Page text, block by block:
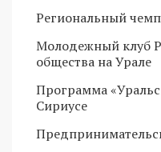
Региональный
Молодежный клуб
общества на Урале
Программа
Сириусе